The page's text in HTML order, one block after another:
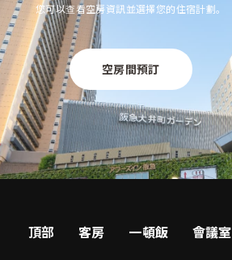
您可以查看空房資訊並選擇您的住宿計劃。
空房間預訂
頂部 客房 一頓飯 會議室